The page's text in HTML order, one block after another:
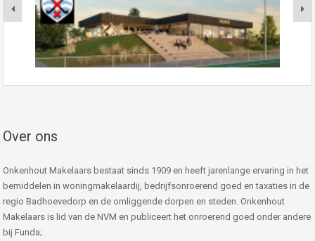
Over ons
Onkenhout Makelaars bestaat sinds 1909 en heeft jarenlange ervaring in het
bemiddelen in woningmakelaardij, bedrijfsonroerend goed en taxaties in de
regio Badhoevedorp en de omliggende dorpen en steden. Onkenhout
Makelaars is lid van de NVM en publiceert het onroerend goed onder andere
bij Funda;